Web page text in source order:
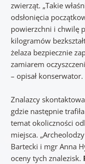
zwierząt. „Takie
odsłonięcia
powierzchni i chwilę
kilogramów
żelaza bezpiecznie
zamiarem
– opisał konserwator.
Znalazcy
gdzie następnie
temat okoliczności
miejsca.
Bartecki i mgr Anna
oceny tych znalezisk.